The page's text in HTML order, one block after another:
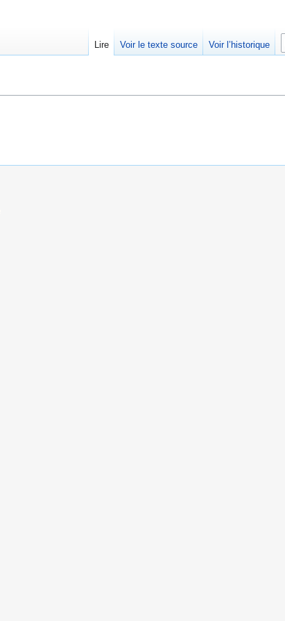
Lire Voir le texte source Voir l’historique